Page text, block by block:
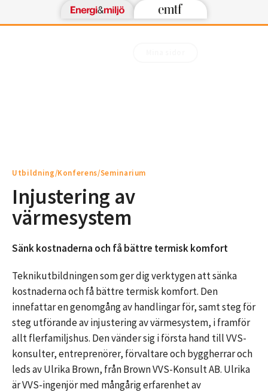
Utbildning/Konferens/Seminarium
Injustering av
värmesystem
Sänk kostnaderna och få bättre termisk komfort
Teknikutbildningen som ger dig verktygen att sänka
kostnaderna och få bättre termisk komfort. Den
innefattar en genomgång av handlingar för, samt steg för
steg utförande av injustering av värmesystem, i framför
allt flerfamiljshus. Den vänder sig i första hand till VVS-
konsulter, entreprenörer, förvaltare och byggherrar och
leds av Ulrika Brown, från Brown VVS-Konsult AB. Ulrika
är VVS-ingenjör med mångårig erfarenhet av